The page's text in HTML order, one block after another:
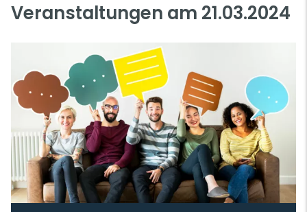
Veranstaltungen am 21.03.2024